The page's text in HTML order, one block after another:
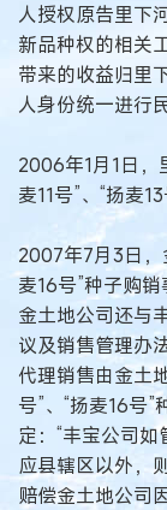
人授权原告里下
新品种权的相关
带来的收益归里
人身份统一进行
2006年1月1日，
麦11号”、“扬麦
2007年7月3日，
麦16号”种子购
金土地公司还与
议及销售管理办
代理销售由金土
号”、“扬麦16号
定：“丰宝公司
应县辖区以外，
赔偿金土地公司